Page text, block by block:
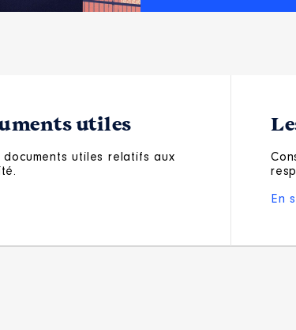
utiles
utiles relatifs aux
En